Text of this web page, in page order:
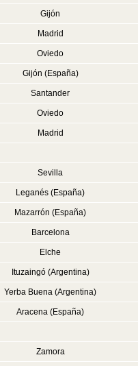
Gijón
Madrid
Oviedo
Gijón (España)
Santander
Oviedo
Madrid
Sevilla
Leganés (España)
Mazarrón (España)
Barcelona
Elche
Ituzaingó (Argentina)
Yerba Buena (Argentina)
Aracena (España)
Zamora